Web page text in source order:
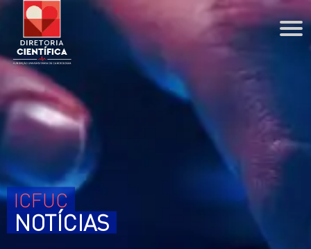
DIRETORIA CIENTÍFICA
BIBLIOTECA
ENSINO
ICFUC
NOTÍCIAS